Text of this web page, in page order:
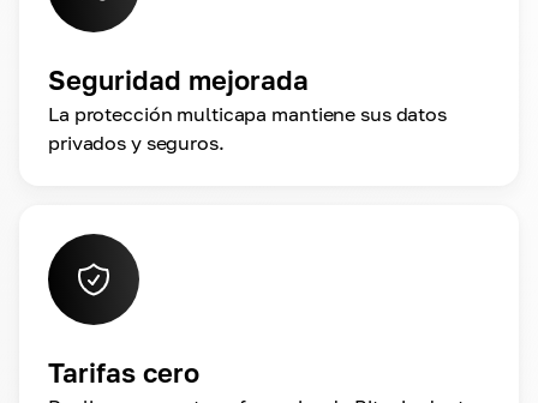
Seguridad mejorada
La protección multicapa mantiene sus datos
privados y seguros.
Tarifas cero